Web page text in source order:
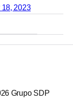
18, 2023
Grupo SDP